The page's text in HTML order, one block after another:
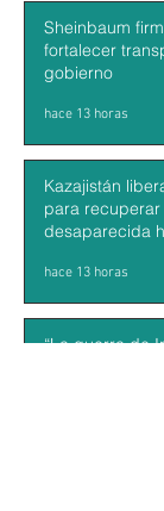
Sheinbaum
fortalecer
gobierno
hace 13 horas
Kazajistán
para
desaparecida
hace 13 horas
“La guerra de